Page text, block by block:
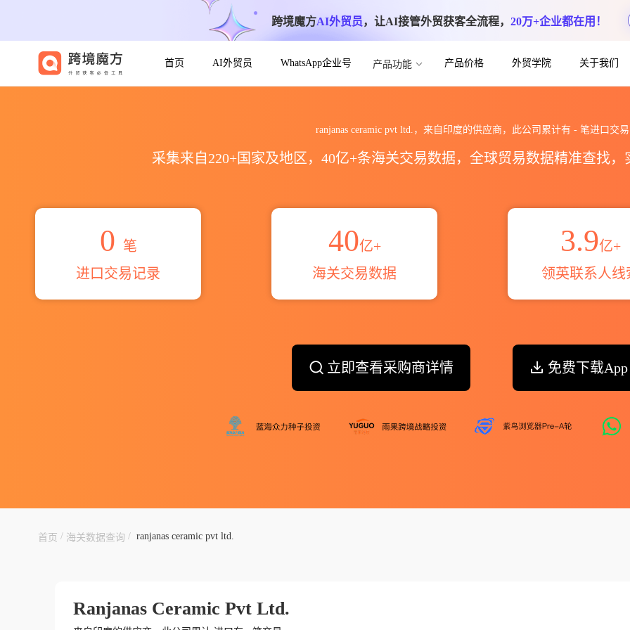
跨境魔方AI外贸员，让AI接管外贸获客全流程， 20万+企业都在用！
首页 AI外贸员 WhatsApp企业号 产品功能 产品价格 外贸学院 关于我们
ranjanas ceramic pvt ltd.，来自印度的供应商，此公司累计有 - 笔进口交易
采集来自220+国家及地区，40亿+条海关交易数据，全球贸易数据精准查找
0 笔
进口交易记录
40亿+
海关交易数据
3.9亿+
领英联系人线
立即查看采购商详情 免费下载App
首页 / 海关数据查询 / ranjanas ceramic pvt ltd.
Ranjanas Ceramic Pvt Ltd.